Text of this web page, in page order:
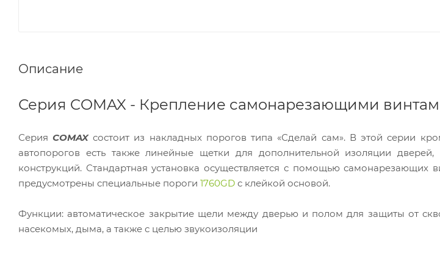
Описание
Серия COMAX - Крепление самонарезающими
Серия COMAXсостоит из накладных порогов типа «Сделай сам». В этой серии
автопорогов есть также линейные щетки для дополнительной изоляции
конструкций. Стандартная установка осуществляется с помощью самонарезающих
предусмотрены специальные пороги 1760GD с клейкой основой.
Функции: автоматическое закрытие щели между дверью и полом для защиты от
насекомых, дыма, а также с целью звукоизоляции